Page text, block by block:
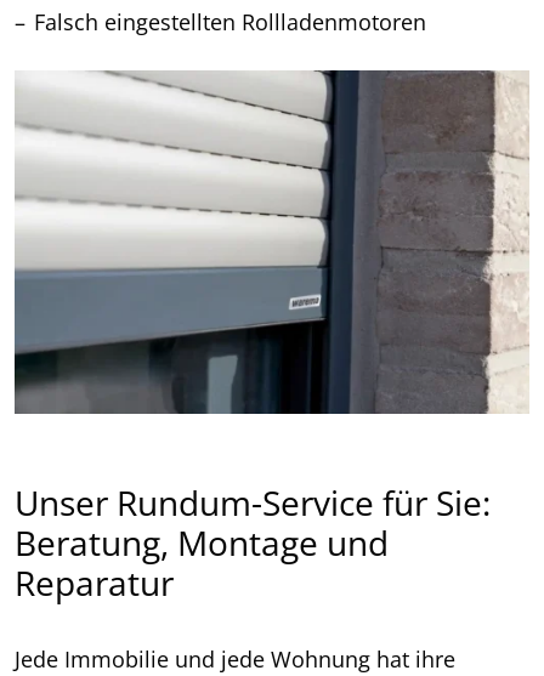
Falsch eingestellten Rollladenmotoren
Unser Rundum-Service für Sie:
Beratung, Montage und
Reparatur
Jede Immobilie und jede Wohnung hat ihre